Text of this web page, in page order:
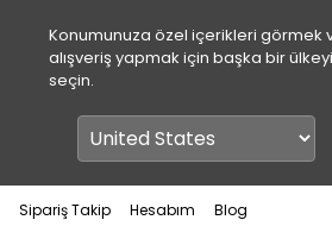
Konumunuza özel içerikleri görmek
alışveriş yapmak için başka bir
seçin.
Sipariş Takip Hesabım Blog